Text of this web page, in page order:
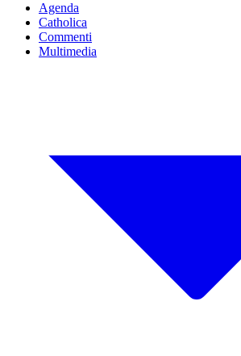
Agenda
Catholica
Commenti
Multimedia